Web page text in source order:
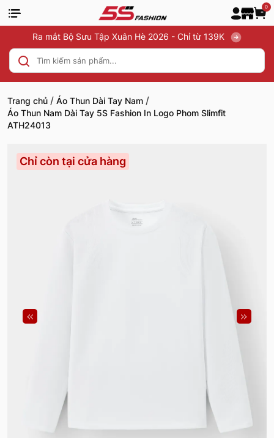
0
Ra mắt Bộ Sưu Tập Xuân Hè 2026 - Chỉ từ 139K
Trang chủ / Áo Thun Dài Tay Nam /
Áo Thun Nam Dài Tay 5S Fashion In Logo Phom Slimfit
ATH24013
Chỉ còn tại cửa hàng